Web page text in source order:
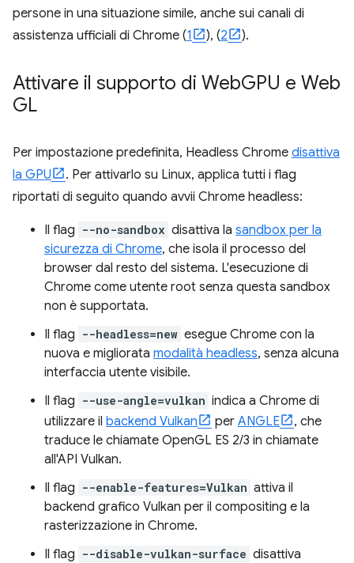
persone in una situazione simile, anche sui canali di
assistenza ufficiali di Chrome (1 ), (2 ).
Attivare il supporto di WebGPU e Web
GL
Per impostazione predefinita, Headless Chrome disattiva
la GPU
. Per attivarlo su Linux, applica tutti i flag
riportati di seguito quando avvii Chrome headless:
Il flag --no-sandbox disattiva la sandbox per la
sicurezza di Chrome, che isola il processo del
browser dal resto del sistema. L'esecuzione di
Chrome come utente root senza questa sandbox
non è supportata.
Il flag --headless=new esegue Chrome con la
nuova e migliorata modalità headless, senza alcuna
interfaccia utente visibile.
Il flag --use-angle=vulkan indica a Chrome di
utilizzare il backend Vulkan per ANGLE
, che
traduce le chiamate OpenGL ES 2/3 in chiamate
all'API Vulkan.
Il flag --enable-features=Vulkan attiva il
backend grafico Vulkan per il compositing e la
rasterizzazione in Chrome.
Il flag --disable-vulkan-surface disattiva